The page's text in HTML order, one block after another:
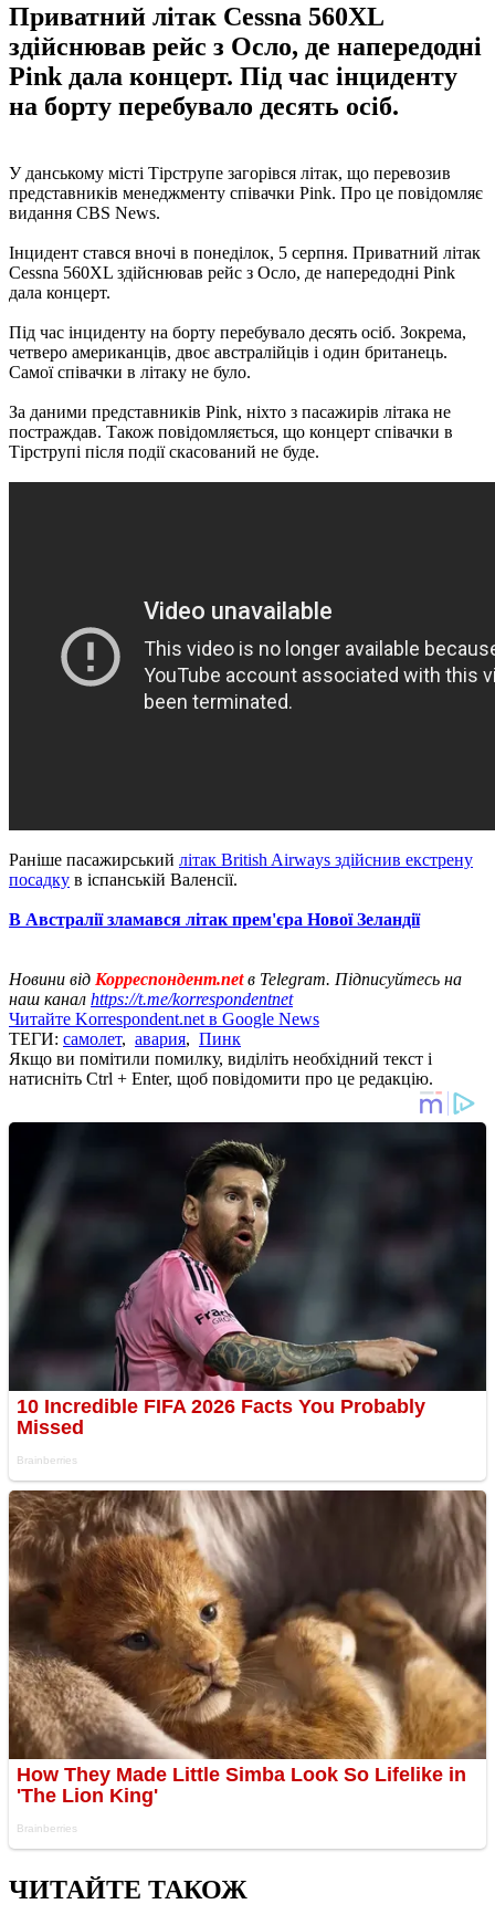
Приватний літак Cessna 560XL
здійснював рейс з Осло, де напередодні
Pink дала концерт. Під час інциденту
на борту перебувало десять осіб.
У данському місті Тірструпе загорівся літак, що перевозив
представників менеджменту співачки Pink. Про це повідомляє
видання CBS News.
Інцидент стався вночі в понеділок, 5 серпня. Приватний літак
Cessna 560XL здійснював рейс з Осло, де напередодні Pink
дала концерт.
Під час інциденту на борту перебувало десять осіб. Зокрема,
четверо американців, двоє австралійців і один британець.
Самої співачки в літаку не було.
За даними представників Pink, ніхто з пасажирів літака не
постраждав. Також повідомляється, що концерт співачки в
Тірструпі після події скасований не буде.
Раніше пасажирський літак British Airways здійснив екстрену
посадку в іспанській Валенсії.
В Австралії зламався літак прем'єра Нової Зеландії
Новини від Корреспондент.netв Telegram. Підписуйтесь на
наш канал https://t.me/korrespondentnet
Читайте Korrespondent.net в Google News
ТЕГИ: самолет, авария, Пинк
Якщо ви помітили помилку, виділіть необхідний текст і
натисніть Ctrl + Enter, щоб повідомити про це редакцію.
ЧИТАЙТЕ ТАКОЖ